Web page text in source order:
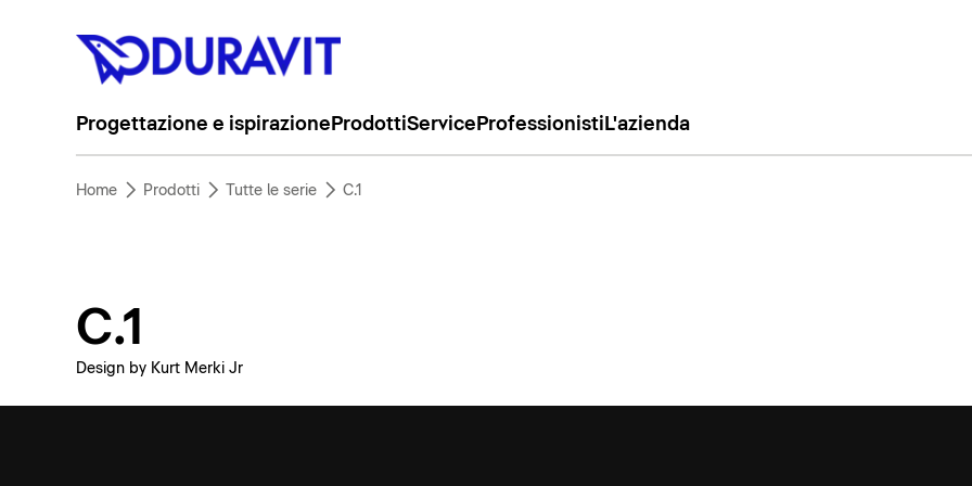
Progettazione e ispirazione ProdottiService Professionisti L'azienda
Home Prodotti Tutte le serie C.1
C.1
Design by Kurt Merki Jr